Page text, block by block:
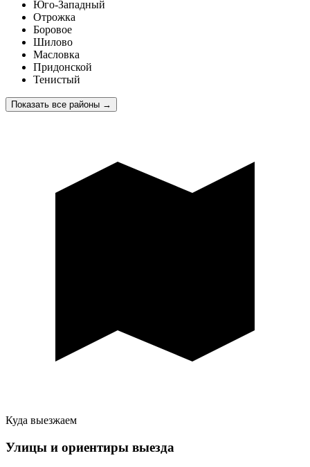
Юго-Западный
Отрожка
Боровое
Шилово
Масловка
Придонской
Тенистый
Показать все районы →
Куда выезжаем
Улицы и ориентиры выезда